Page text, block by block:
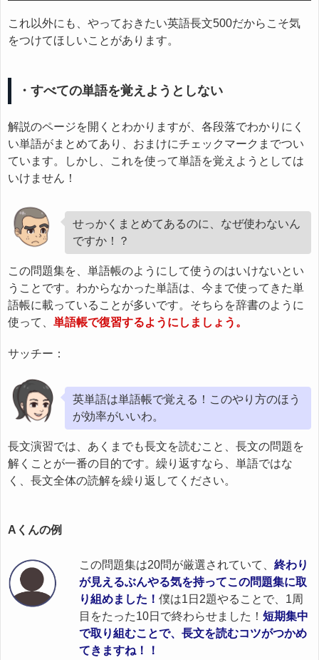
これ以外にも、やっておきたい英語長文500だからこそ気
をつけてほしいことがあります。
・すべての単語を覚えようとしない
解説のページを開くとわかりますが、各段落でわかりにく
い単語がまとめてあり、おまけにチェックマークまでつい
ています。しかし、これを使って単語を覚えようとしては
いけません！
せっかくまとめてあるのに、なぜ使わないん
ですか！？
この問題集を、単語帳のようにして使うのはいけないとい
うことです。わからなかった単語は、今まで使ってきた単
語帳に載っていることが多いです。そちらを辞書のように
使って、 単語帳で復習するようにしましょう。
サッチー：
英単語は単語帳で覚える！このやり方のほう
が効率がいいわ。
長文演習では、あくまでも長文を読むこと、長文の問題を
解くことが一番の目的です。繰り返すなら、単語ではな
く、長文全体の読解を繰り返してください。
Aくんの例
この問題集は20問が厳選されていて、 終わり
が見えるぶんやる気を持ってこの問題集に取
り組めました！ 僕は1日2題やることで、1周
目をたった10日で終わらせました！ 短期集中
で取り組むことで、長文を読むコツがつかめ
てきますね！！